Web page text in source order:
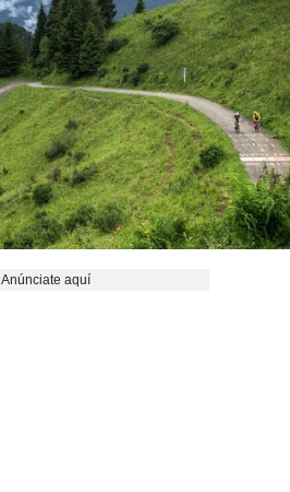
Anúnciate aquí